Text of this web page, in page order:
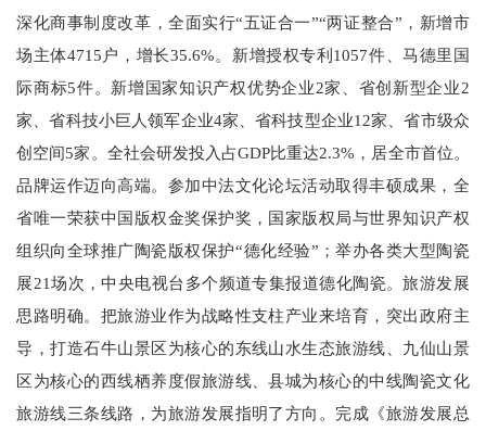
深化商事制度改革，全面实行“五证合一”“两证整合”，新增市
场主体4715户，增长35.6%。新增授权专利1057件、马德里国
际商标5件。新增国家知识产权优势企业2家、省创新型企业2
家、省科技小巨人领军企业4家、省科技型企业12家、省市级众
创空间5家。全社会研发投入占GDP比重达2.3%，居全市首位。
品牌运作迈向高端。参加中法文化论坛活动取得丰硕成果，全
省唯一荣获中国版权金奖保护奖，国家版权局与世界知识产权
组织向全球推广陶瓷版权保护“德化经验”；举办各类大型陶瓷
展21场次，中央电视台多个频道专集报道德化陶瓷。旅游发展
思路明确。把旅游业作为战略性支柱产业来培育，突出政府主
导，打造石牛山景区为核心的东线山水生态旅游线、九仙山景
区为核心的西线栖养度假旅游线、县城为核心的中线陶瓷文化
旅游线三条线路，为旅游发展指明了方向。完成《旅游发展总